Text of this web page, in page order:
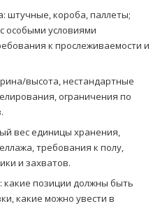
штучные, короба, паллеты;
особыми условиями
к прослеживаемости и
высота, нестандартные
ограничения по
вес единицы хранения,
требования к полу,
и захватов.
какие позиции должны быть
какие можно увести в